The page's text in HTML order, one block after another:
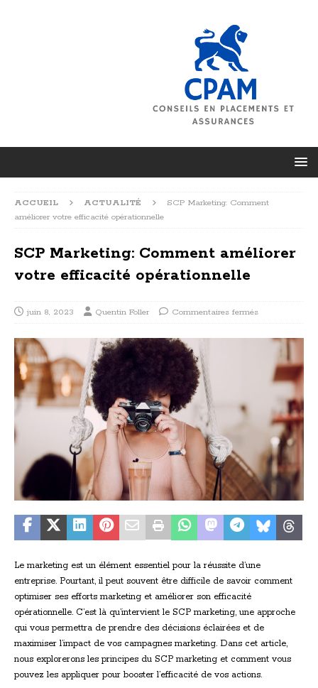
ACCUEIL ACTUALITÉ
SCP Marketing: Comment
améliorer votre efficacité opérationnelle
SCP Marketing: Comment améliorer
votre efficacité opérationnelle
juin 8, 2023 Quentin Foller Commentaires fermés
Le marketing est un élément essentiel pour la réussite d’une
entreprise. Pourtant, il peut souvent être difficile de savoir comment
optimiser ses efforts marketing et améliorer son efficacité
opérationnelle. C’est là qu’intervient le SCP marketing, une approche
qui vous permettra de prendre des décisions éclairées et de
maximiser l’impact de vos campagnes marketing. Dans cet article,
nous explorerons les principes du SCP marketing et comment vous
pouvez les appliquer pour booster l’efficacité de vos actions.